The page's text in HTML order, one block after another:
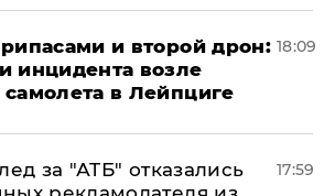
и второй дрон:
инцидента возле
самолета в Лейпциге
18:09
за "АТБ" отказались
17:59